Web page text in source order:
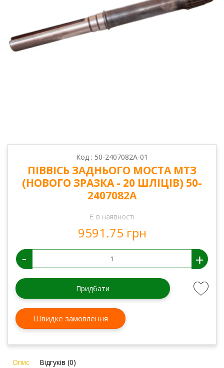
Код : 50-2407082А-01
ПІВВІСЬ ЗАДНЬОГО МОСТА МТЗ
(НОВОГО ЗРАЗКА - 20 ШЛІЦІВ) 50-
2407082А
Є в наявності
9591.75 грн
- +
Придбати
Швидке замовлення
Опис Відгуків (0)